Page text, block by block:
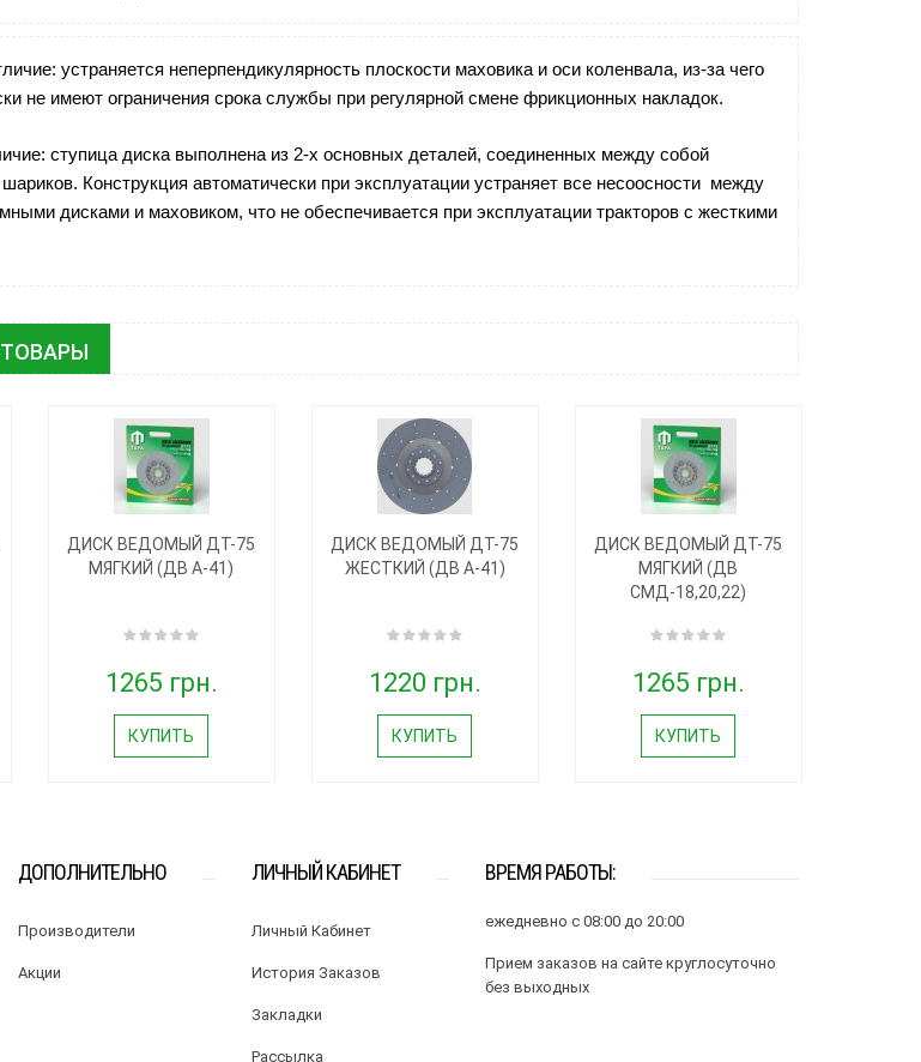
устраняется неперпендикулярность плоскости маховика и оси коленвала, из-за чего
не имеют ограничения срока службы при регулярной смене фрикционных накладок.
ступица диска выполнена из 2-х основных деталей, соединенных между собой
Конструкция автоматически при эксплуатации устраняет все несоосности между
дисками и маховиком, что не обеспечивается при эксплуатации тракторов с жесткими
ДИСК ВЕДОМЫЙ ДТ-75
МЯГКИЙ (ДВ А-41)
1265 грн.
КУПИТЬ
ДИСК ВЕДОМЫЙ ДТ-75
ЖЕСТКИЙ (ДВ А-41)
1220 грн.
КУПИТЬ
ДИСК ВЕДОМЫЙ ДТ-75
МЯГКИЙ (ДВ
СМД-18,20,22)
1265 грн.
КУПИТЬ
ДОПОЛНИТЕЛЬНО
Производители
Акции
ЛИЧНЫЙ КАБИНЕТ
Личный Кабинет
История Заказов
Закладки
Рассылка
ВРЕМЯ РАБОТЫ:
ежедневно с 08:00 до 20:00
Прием заказов на сайте круглосуточно
без выходных